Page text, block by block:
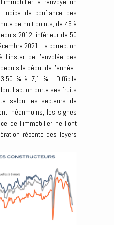
indice de confiance des
de huit points, de 46 à
2012, inférieur de 50
2021. La correction
l’instar de l’envolée des
le début de l’année :
% à 7,1 % ! Difficile
l’action porte ses fruits
selon les secteurs de
néanmoins, les signes
de l’immobilier ne l’ont
récente des loyers